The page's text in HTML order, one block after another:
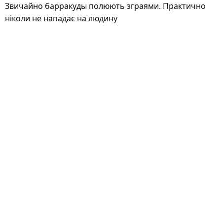
Звичайно барракуды полюють зграями. Практично
ніколи не нападає на людину